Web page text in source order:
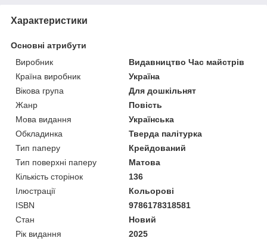
Характеристики
Основні атрибути
Виробник
Видавництво Час майстрів
Країна виробник
Україна
Вікова група
Для дошкільнят
Жанр
Повість
Мова видання
Українська
Обкладинка
Тверда палітурка
Тип паперу
Крейдований
Тип поверхні паперу
Матова
Кількість сторінок
136
Ілюстрації
Кольорові
ISBN
9786178318581
Стан
Новий
Рік видання
2025